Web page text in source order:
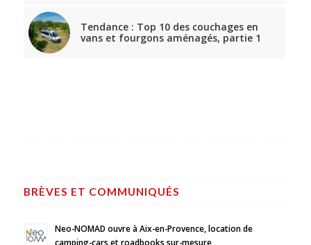
Tendance : Top 10 des couchages en
vans et fourgons aménagés, partie 1
BRÈVES ET COMMUNIQUÉS
Neo-NOMAD ouvre à Aix-en-Provence, location de
camping-cars et roadbooks sur-mesure